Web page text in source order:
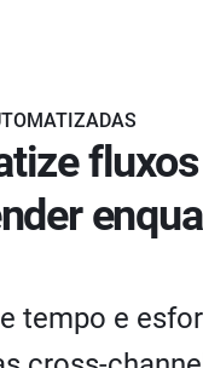
tempo e